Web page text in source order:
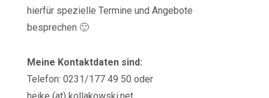
hierfür spezielle Termine und Angebote
besprechen 🙂
Meine Kontaktdaten sind:
Telefon: 0231/177 49 50 oder